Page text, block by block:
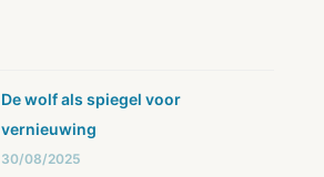
De wolf als spiegel voor
vernieuwing
30/08/2025